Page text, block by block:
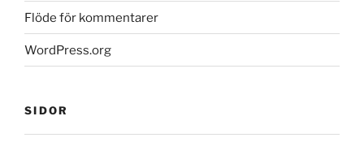
Flöde för kommentarer
WordPress.org
SIDOR